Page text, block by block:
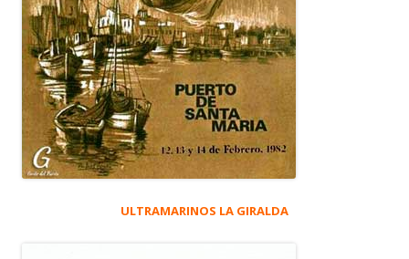
ULTRAMARINOS LA GIRALDA